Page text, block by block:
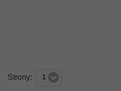
Strony: 1